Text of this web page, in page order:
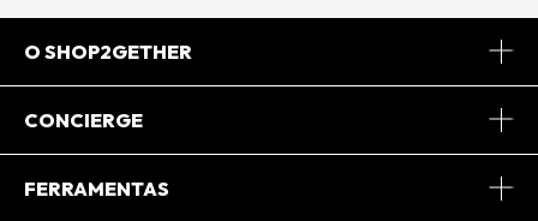
O SHOP2GETHER
Sobre Nós
CONCIERGE
Central de Relacionamento
FERRAMENTAS